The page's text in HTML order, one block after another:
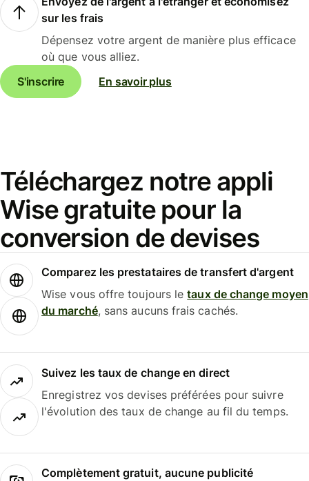
sur les frais
Dépensez votre argent de manière plus efficace
où que vous alliez.
S'inscrire
En savoir plus
Téléchargez notre appli
Wise gratuite pour la
conversion de devises
Comparez les prestataires de transfert d'argent
Wise vous offre toujours letaux de change moyen
du marché, sans aucuns frais cachés.
Suivez les taux de change en direct
Enregistrez vos devises préférées pour suivre
l'évolution des taux de change au fil du temps.
Complètement gratuit, aucune publicité